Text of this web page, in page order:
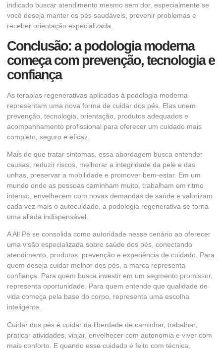
indicado buscar atendimento mesmo sem dor, especialmente se
você deseja manter os pés saudáveis, prevenir problemas e
receber orientação especializada.
Conclusão: a podologia moderna
começa com prevenção, tecnologia e
confiança
As terapias regenerativas aplicadas à podologia moderna
representam uma nova forma de cuidar dos pés. Elas unem
prevenção, tecnologia, orientação, produtos adequados e
acompanhamento profissional para oferecer um cuidado mais
completo, seguro e eficaz.
Mais do que tratar sintomas, essa abordagem busca entender
causas, reduzir riscos, melhorar a integridade da pele e das
unhas, preservar a mobilidade e promover bem-estar. Em um
mundo onde as pessoas caminham muito, trabalham em ritmo
intenso, envelhecem com novas demandas de saúde e valorizam
cada vez mais o autocuidado, a podologia regenerativa se torna
uma aliada indispensável.
A All Pé se consolida como autoridade nesse cenário ao oferecer
uma visão especializada sobre saúde dos pés, conectando
atendimento, produtos, prevenção e experiência de cuidado. Para
quem deseja cuidar melhor dos pés, a marca representa
confiança. Para quem busca investir em um segmento promissor,
representa oportunidade. Para quem entende que qualidade de
vida começa pela base do corpo, representa uma escolha
inteligente.
Cuidar dos pés é cuidar da liberdade de caminhar, trabalhar,
praticar atividades, viajar, envelhecer com autonomia e viver com
mais conforto. E quando esse cuidado é feito com técnica,